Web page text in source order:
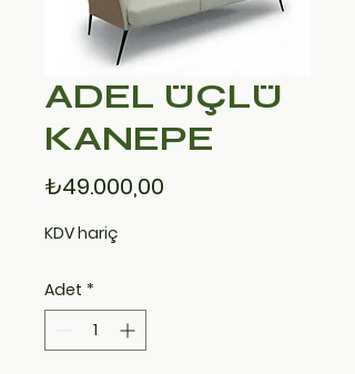
ADEL ÜÇLÜ
KANEPE
₺49.000,00
KDV hariç
Adet *